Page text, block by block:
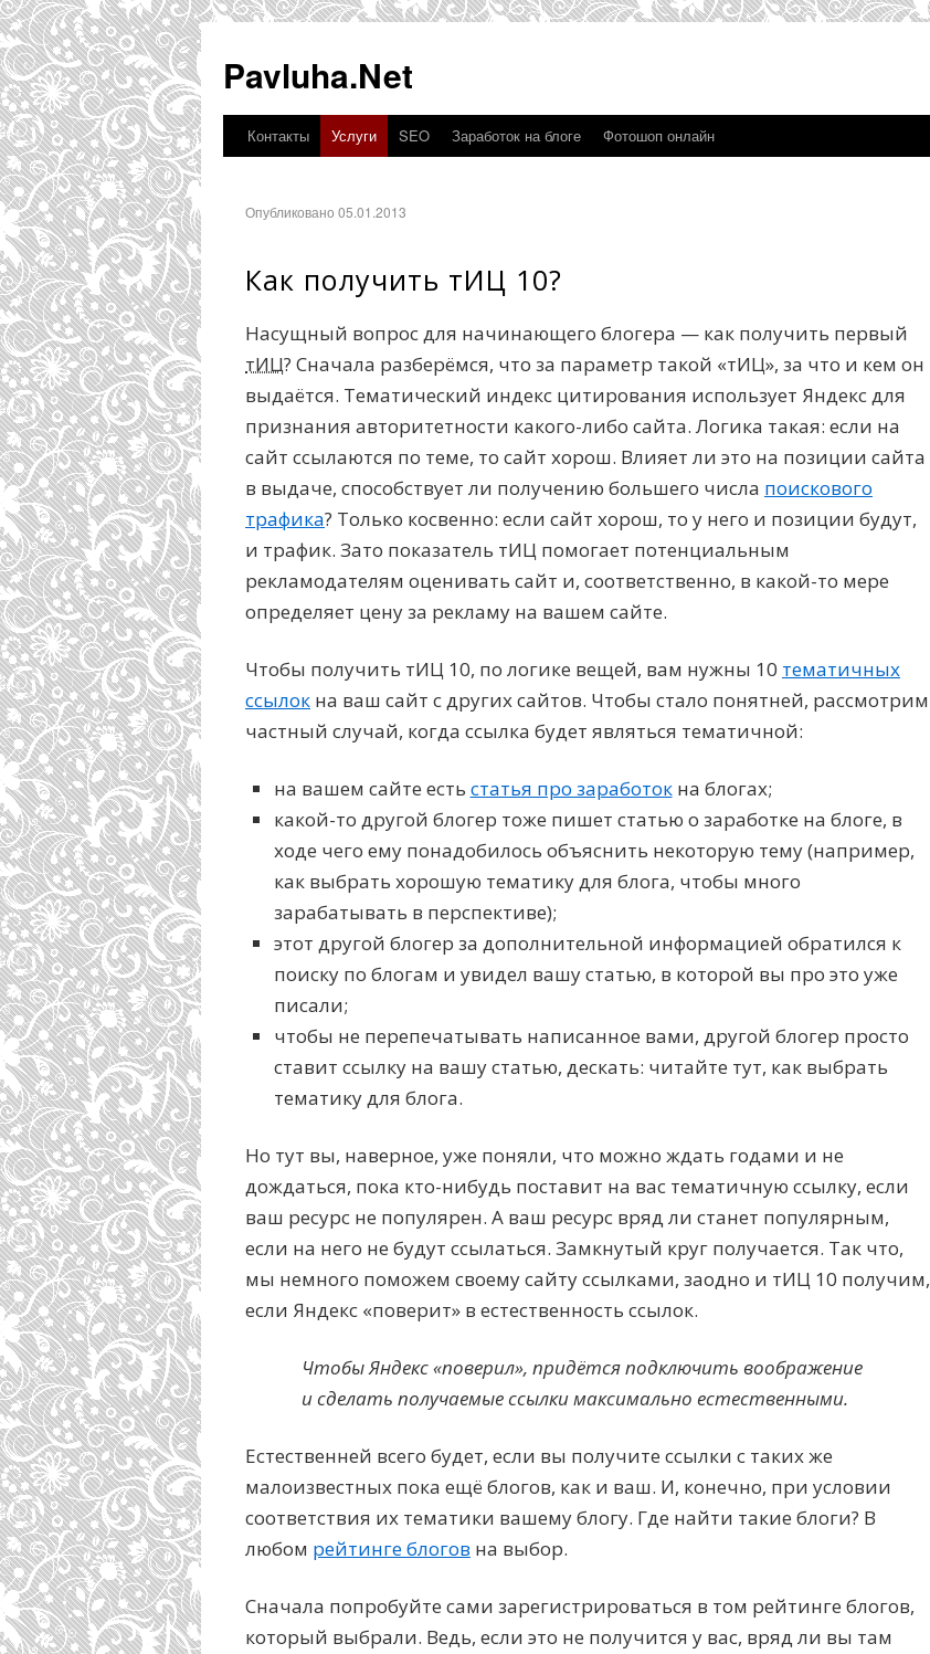
Pavluha.Net
Контакты Услуги SEO Заработок на блоге Фотошоп онлайн
Опубликовано 05.01.2013
Как получить тИЦ 10?
Насущный вопрос для начинающего блогера — как получить первый
тИЦ? Сначала разберёмся, что за параметр такой «тИЦ», за что и кем он
выдаётся. Тематический индекс цитирования использует Яндекс для
признания авторитетности какого-либо сайта. Логика такая: если на
сайт ссылаются по теме, то сайт хорош. Влияет ли это на позиции сайта
в выдаче, способствует ли получению большего числа поискового
трафика? Только косвенно: если сайт хорош, то у него и позиции будут,
и трафик. Зато показатель тИЦ помогает потенциальным
рекламодателям оценивать сайт и, соответственно, в какой-то мере
определяет цену за рекламу на вашем сайте.
Чтобы получить тИЦ 10, по логике вещей, вам нужны 10 тематичных
ссылок на ваш сайт с других сайтов. Чтобы стало понятней, рассмотрим
частный случай, когда ссылка будет являться тематичной:
на вашем сайте есть статья про заработокна блогах;
какой-то другой блогер тоже пишет статью о заработке на блоге, в
ходе чего ему понадобилось объяснить некоторую тему (например,
как выбрать хорошую тематику для блога, чтобы много
зарабатывать в перспективе);
этот другой блогер за дополнительной информацией обратился к
поиску по блогам и увидел вашу статью, в которой вы про это уже
писали;
чтобы не перепечатывать написанное вами, другой блогер просто
ставит ссылку на вашу статью, дескать: читайте тут, как выбрать
тематику для блога.
Но тут вы, наверное, уже поняли, что можно ждать годами и не
дождаться, пока кто-нибудь поставит на вас тематичную ссылку, если
ваш ресурс не популярен. А ваш ресурс вряд ли станет популярным,
если на него не будут ссылаться. Замкнутый круг получается. Так что,
мы немного поможем своему сайту ссылками, заодно и тИЦ 10 получим,
если Яндекс «поверит» в естественность ссылок.
Чтобы Яндекс «поверил», придётся подключить воображение
и сделать получаемые ссылки максимально естественными.
Естественней всего будет, если вы получите ссылки с таких же
малоизвестных пока ещё блогов, как и ваш. И, конечно, при условии
соответствия их тематики вашему блогу. Где найти такие блоги? В
любом рейтинге блогов на выбор.
Сначала попробуйте сами зарегистрироваться в том рейтинге блогов,
который выбрали. Ведь, если это не получится у вас, вряд ли вы там